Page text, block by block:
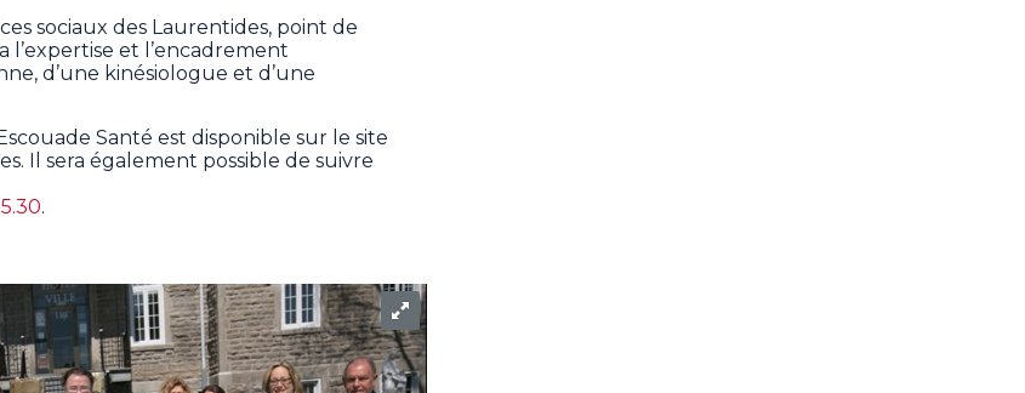
sociaux des Laurentides, point de
l’expertise et l’encadrement
d’une kinésiologue et d’une
Santé est disponible sur le site
Il sera également possible de suivre
.